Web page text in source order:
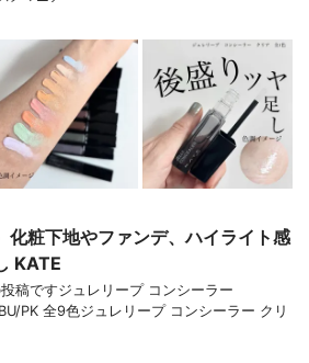
化粧下地やファンデ、ハイライト感
KATE
稿ですジュレリープ コンシーラー
PK 全9色ジュレリープ コンシーラー クリ